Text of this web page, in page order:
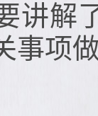
讲解
事项